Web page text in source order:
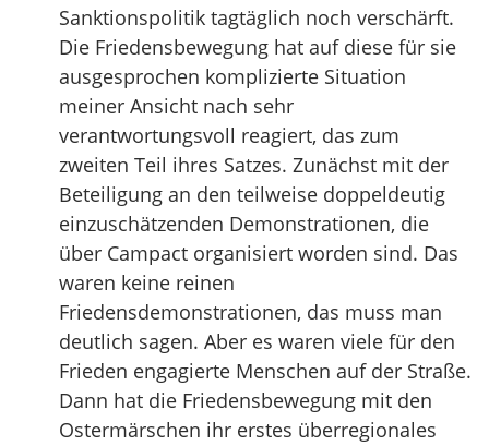
Sanktionspolitik tagtäglich noch verschärft.
Die Friedensbewegung hat auf diese für sie
ausgesprochen komplizierte Situation
meiner Ansicht nach sehr
verantwortungsvoll reagiert, das zum
zweiten Teil ihres Satzes. Zunächst mit der
Beteiligung an den teilweise doppeldeutig
einzuschätzenden Demonstrationen, die
über Campact organisiert worden sind. Das
waren keine reinen
Friedensdemonstrationen, das muss man
deutlich sagen. Aber es waren viele für den
Frieden engagierte Menschen auf der Straße.
Dann hat die Friedensbewegung mit den
Ostermärschen ihr erstes überregionales